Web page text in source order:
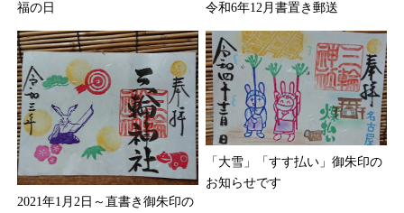
福の日 令和6年12月書置き郵送
2021年1月2日～直書き御朱印の
「大雪」「すす払い」御朱印の
お知らせです